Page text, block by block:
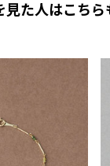
見た人はこち